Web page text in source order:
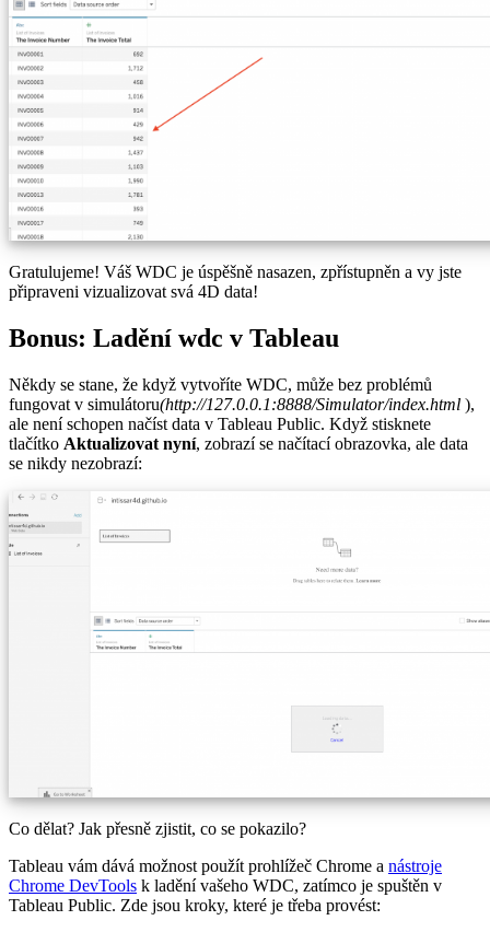
Gratulujeme! Váš WDC je úspěšně nasazen, zpřístupněn a vy jste
připraveni vizualizovat svá 4D data!
Bonus: Ladění wdc v Tableau
Někdy se stane, že když vytvoříte WDC, může bez problémů
fungovat v simulátoru(http://127.0.0.1:8888/Simulator/index.html ),
ale není schopen načíst data v Tableau Public. Když stisknete
tlačítko Aktualizovat nyní, zobrazí se načítací obrazovka, ale data
se nikdy nezobrazí:
Co dělat? Jak přesně zjistit, co se pokazilo?
Tableau vám dává možnost použít prohlížeč Chrome a nástroje
Chrome DevTools k ladění vašeho WDC, zatímco je spuštěn v
Tableau Public. Zde jsou kroky, které je třeba provést: